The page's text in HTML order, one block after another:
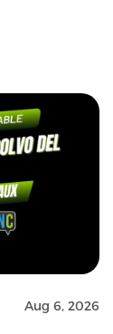
Aug 6, 2026